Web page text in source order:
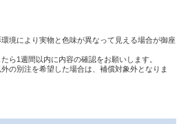
境により実物と色味が異なって見える場合が御座
ら1週間以内に内容の確認をお願いします。
の別注を希望した場合は、補償対象外となりま